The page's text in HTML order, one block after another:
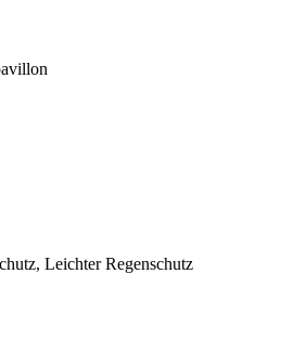
Leichter Regenschutz